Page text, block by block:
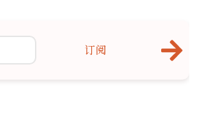
订阅